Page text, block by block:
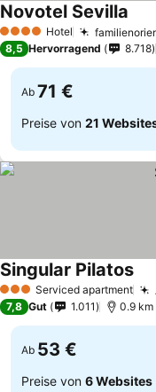
4 Sterne Hotel
Novotel Sevilla
8,5 Hervorragend 8.718
Ab 71 €
Preise von 21
3 SterneServiced apartment
Singular Pilatos
7,8 Gut 1.011 0.9 km
Ab 53 €
Preise von 6 Websites